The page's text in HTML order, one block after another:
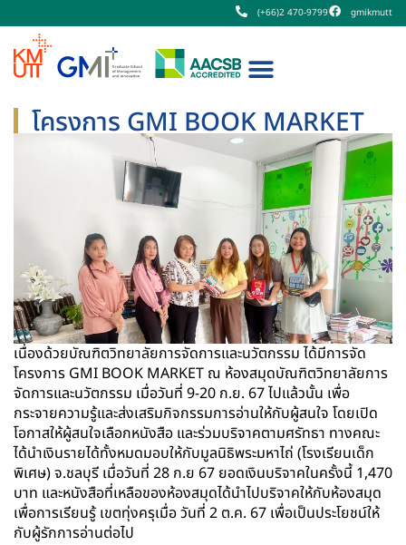
(+66)2 470-9799 gmikmutt
โครงการ GMI BOOK MARKET
เนื่องด้วยบัณฑิตวิทยาลัยการจัดการและนวัตกรรม ได้มีการจัด
โครงการ GMI BOOK MARKET ณ ห้องสมุดบัณฑิตวิทยาลัยการ
จัดการและนวัตกรรม เมื่อวันที่ 9-20 ก.ย. 67 ไปแล้วนั้น เพื่อ
กระจายความรู้และส่งเสริมกิจกรรมการอ่านให้กับผู้สนใจ โดยเปิด
โอกาสให้ผู้สนใจเลือกหนังสือ และร่วมบริจาคตามศรัทธา ทางคณะ
ได้นำเงินรายได้ทั้งหมดมอบให้กับมูลนิธิพระมหาไถ่ (โรงเรียนเด็ก
พิเศษ) จ.ชลบุรี เมื่อวันที่ 28 ก.ย 67 ยอดเงินบริจาคในครั้งนี้ 1,470
บาท และหนังสือที่เหลือของห้องสมุดได้นำไปบริจาคให้กับห้องสมุด
เพื่อการเรียนรู้ เขตทุ่งครุเมื่อ วันที่ 2 ต.ค. 67 เพื่อเป็นประโยชน์ให้
กับผู้รักการอ่านต่อไป